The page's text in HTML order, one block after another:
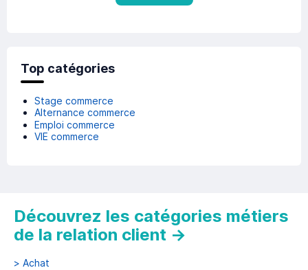
Top catégories
Stage commerce
Alternance commerce
Emploi commerce
VIE commerce
Découvrez les catégories métiers
de la relation client →
> Achat